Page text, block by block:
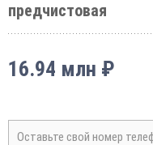
предчистовая
16.94 млн ₽
Оставьте свой номер